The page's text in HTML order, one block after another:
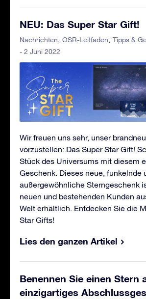
NEU: Das Super Star Gift!
Nachrichten OSR-Leitfaden
Tipps &
- 2 Juni 2022
Wir freuen uns sehr, unser
vorzustellen: Das Super Star Gift!
Stück des Universums mit diesem
Geschenk. Dieses neue, funkelnde
außergewöhnliche Sterngeschenk
neuen und bestehenden Kunden
Welt erhältlich. Entdecken Sie die
Star Gifts!
Lies den ganzen Artikel
Benennen Sie einen Stern
einzigartiges